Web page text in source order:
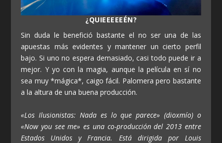
¿QUIEEEEEÉN?
Sin duda le benefició bastante el no ser una de las
apuestas más evidentes y mantener un cierto perfil
bajo. Si uno no espera demasiado, casi todo puede ir a
mejor. Y yo con la magia, aunque la película en sí no
sea muy *mágica*, caigo fácil. Palomera pero bastante
a la altura de una buena producción.
«Los Ilusionistas: Nada es lo que parece» (dioxmío) o
«Now you see me» es una co-producción del 2013 entre
Estados Unidos y Francia. Está dirigida por Louis